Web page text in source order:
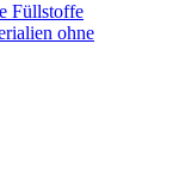
Füllstoffe
ohne